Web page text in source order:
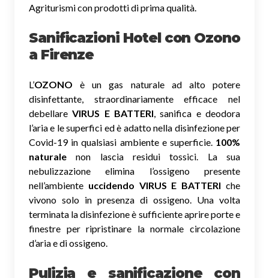
Agriturismi con prodotti di prima qualità.
Sanificazioni Hotel con Ozono
a Firenze
L’OZONO è un gas naturale ad alto potere
disinfettante, straordinariamente efficace nel
debellareVIRUS E BATTERI, sanifica e deodora
l’aria e le superfici ed è adatto nella disinfezione per
Covid-19 in qualsiasi ambiente e superficie. 100%
naturale non lascia residui tossici. La sua
nebulizzazione elimina l’ossigeno presente
nell’ambiente uccidendo VIRUS E BATTERI che
vivono solo in presenza di ossigeno. Una volta
terminata la disinfezione è sufficiente aprire porte e
finestre per ripristinare la normale circolazione
d’aria e di ossigeno.
Pulizia e sanificazione con